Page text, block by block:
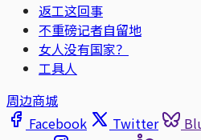
返工这回事
不重磅记者自留地
女人没有国家？
工具人
周边商城
Facebook
Twitter